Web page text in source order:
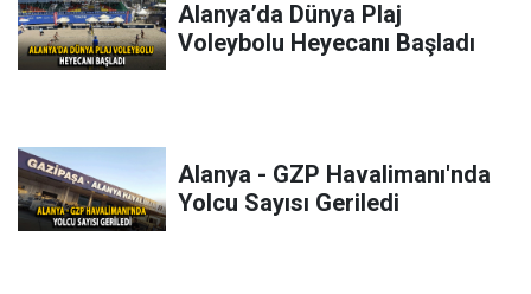
Alanya’da Dünya Plaj
Voleybolu Heyecanı Başladı
Alanya - GZP Havalimanı'nda
Yolcu Sayısı Geriledi